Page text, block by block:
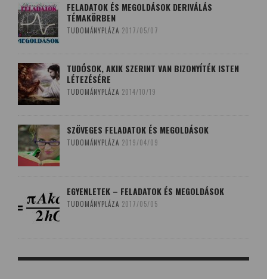
FELADATOK ÉS MEGOLDÁSOK DERIVÁLÁS
TÉMAKÖRBEN
TUDOMÁNYPLÁZA 2017/05/07
TUDÓSOK, AKIK SZERINT VAN BIZONYÍTÉK ISTEN
LÉTEZÉSÉRE
TUDOMÁNYPLÁZA 2014/10/19
SZÖVEGES FELADATOK ÉS MEGOLDÁSOK
TUDOMÁNYPLÁZA 2019/04/09
EGYENLETEK – FELADATOK ÉS MEGOLDÁSOK
TUDOMÁNYPLÁZA 2017/05/05